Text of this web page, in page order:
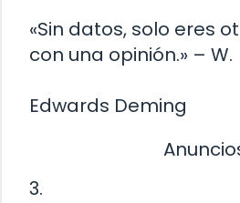
«Sin datos, solo eres
con una opinión.» – W.
Edwards Deming
3.